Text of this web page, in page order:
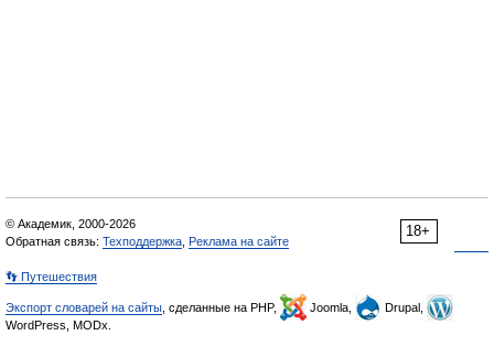
18+
© Академик, 2000-2026
Обратная связь: Техподдержка Реклама на сайте
👣 Путешествия
Экспорт словарей на сайты , сделанные на PHP, Joomla,
Drupal,
WordPress, MODx.